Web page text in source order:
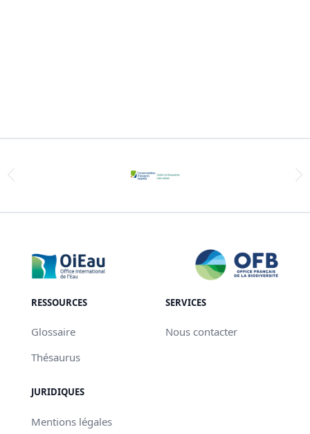
RESSOURCES
Glossaire
Thésaurus
SERVICES
Nous contacter
JURIDIQUES
Mentions légales